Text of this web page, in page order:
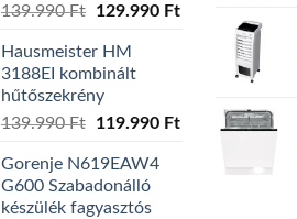
139.990Ft
Original
was:
139.990 Ft.
129.990 FtCurrent
129.990 Ft.
Hausmeister HM
3188EI kombinált
hűtőszekrény
139.990Ft
Original
was:
139.990 Ft.
119.990 FtCurrent
Gorenje N619EAW4
G600 Szabadonálló
készülék fagyasztós